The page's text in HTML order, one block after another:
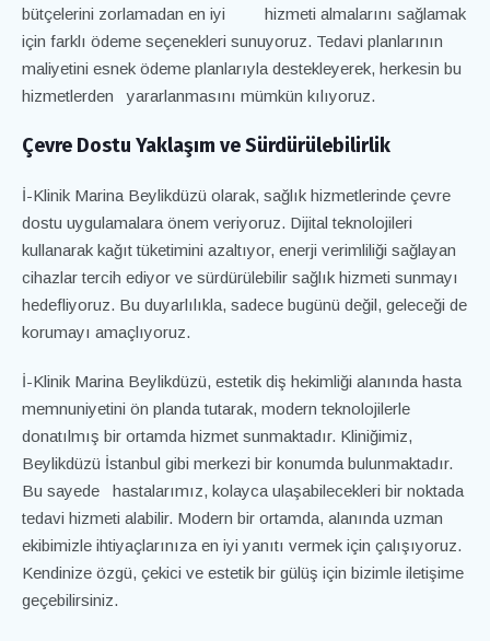
bütçelerini zorlamadan en iyi hizmeti almalarını sağlamak
için farklı ödeme seçenekleri sunuyoruz. Tedavi planlarının
maliyetini esnek ödeme planlarıyla destekleyerek, herkesin bu
hizmetlerden yararlanmasını mümkün kılıyoruz.
Çevre Dostu Yaklaşım ve Sürdürülebilirlik
İ-Klinik Marina Beylikdüzü olarak, sağlık hizmetlerinde çevre
dostu uygulamalara önem veriyoruz. Dijital teknolojileri
kullanarak kağıt tüketimini azaltıyor, enerji verimliliği sağlayan
cihazlar tercih ediyor ve sürdürülebilir sağlık hizmeti sunmayı
hedefliyoruz. Bu duyarlılıkla, sadece bugünü değil, geleceği de
korumayı amaçlıyoruz.
İ-Klinik Marina Beylikdüzü, estetik diş hekimliği alanında hasta
memnuniyetini ön planda tutarak, modern teknolojilerle
donatılmış bir ortamda hizmet sunmaktadır. Kliniğimiz,
Beylikdüzü İstanbul gibi merkezi bir konumda bulunmaktadır.
Bu sayede hastalarımız, kolayca ulaşabilecekleri bir noktada
tedavi hizmeti alabilir. Modern bir ortamda, alanında uzman
ekibimizle ihtiyaçlarınıza en iyi yanıtı vermek için çalışıyoruz.
Kendinize özgü, çekici ve estetik bir gülüş için bizimle iletişime
geçebilirsiniz.